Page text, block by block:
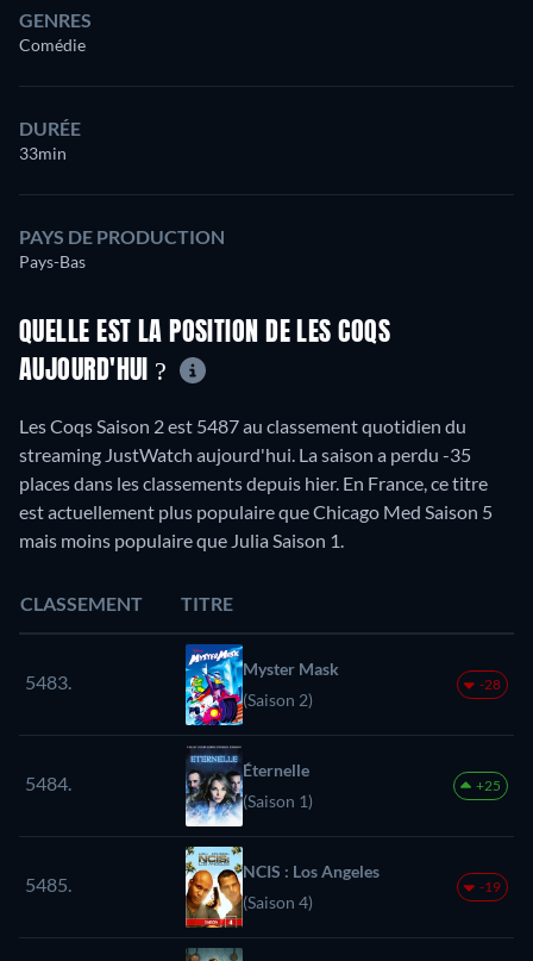
GENRES
Comédie
DURÉE
33min
PAYS DE PRODUCTION
Pays-Bas
QUELLE EST LA POSITION DE LES COQS
AUJOURD'HUI ?
Les Coqs Saison 2 est 5487 au classement quotidien du
streaming JustWatch aujourd'hui. La saison a perdu -35
places dans les classements depuis hier. En France, ce titre
est actuellement plus populaire que Chicago Med Saison 5
mais moins populaire que Julia Saison 1.
CLASSEMENT TITRE
5483.
Myster Mask
(Saison 2)
-28
5484.
Éternelle
(Saison 1)
+25
5485.
NCIS : Los Angeles
(Saison 4)
-19